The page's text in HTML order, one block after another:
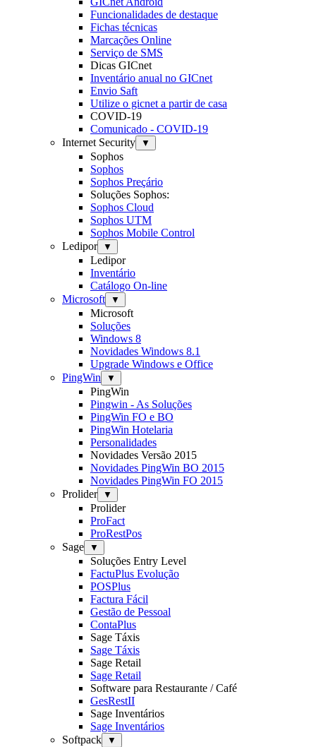
Funcionalidades de destaque
Fichas técnicas
Marcações Online
Serviço de SMS
Dicas GICnet
Inventário anual no GICnet
Envio Saft
Utilize o gicnet a partir de casa
COVID-19
Comunicado - COVID-19
Internet Security
▼
Sophos
Sophos
Sophos Preçário
Soluções Sophos:
Sophos Cloud
Sophos UTM
Sophos Mobile Control
Ledipor
▼
Ledipor
Inventário
Catálogo On-line
Microsoft
▼
Microsoft
Soluções
Windows 8
Novidades Windows 8.1
Upgrade Windows e Office
PingWin
▼
PingWin
Pingwin - As Soluções
PingWin FO e BO
PingWin Hotelaria
Personalidades
Novidades Versão 2015
Novidades PingWin BO 2015
Novidades PingWin FO 2015
Prolider
▼
Prolider
ProFact
ProRestPos
Sage
▼
Soluções Entry Level
FactuPlus Evolução
POSPlus
Factura Fácil
Gestão de Pessoal
ContaPlus
Sage Táxis
Sage Táxis
Sage Retail
Sage Retail
Software para Restaurante / Café
GesRestII
Sage Inventários
Sage Inventários
Softpack
▼